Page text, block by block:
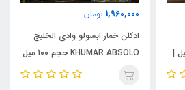
سرچ حجم 100 میل |
1,960,000 تومان
ادکلن خمار ابسولو وادی الخلیج
KHUMAR ABSOLO حجم 100 میل
| مشابه اورجینال ایو سن لورن مای